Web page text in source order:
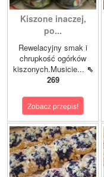
Kiszone inaczej,
po...
Rewelacyjny smak i
chrupkość ogórków
kiszonych.Musicie... ⇖
269
Zobacz przepis!